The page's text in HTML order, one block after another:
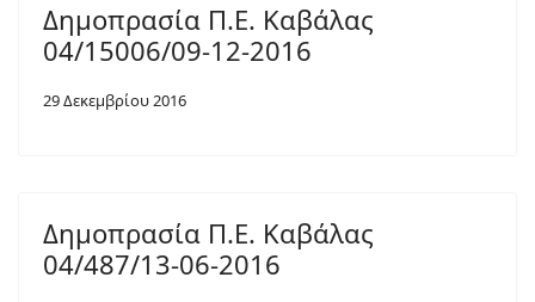
Δημοπρασία Π.Ε. Καβάλας
04/15006/09-12-2016
29 Δεκεμβρίου 2016
Δημοπρασία Π.Ε. Καβάλας
04/487/13-06-2016